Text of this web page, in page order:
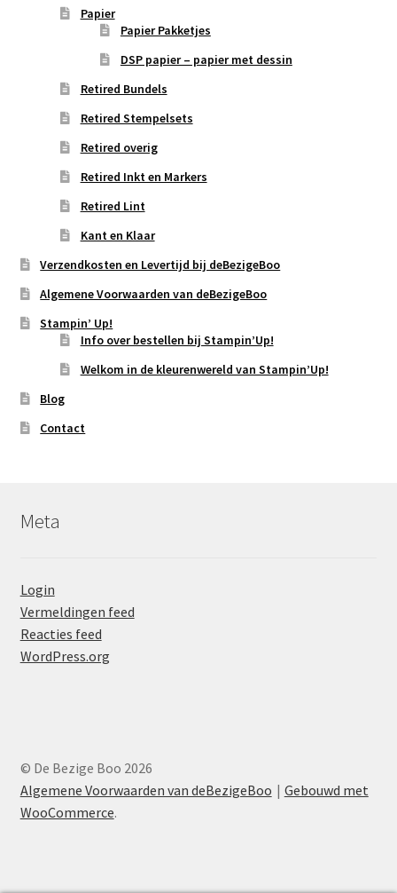
Papier
Papier Pakketjes
DSP papier – papier met dessin
Retired Bundels
Retired Stempelsets
Retired overig
Retired Inkt en Markers
Retired Lint
Kant en Klaar
Verzendkosten en Levertijd bij deBezigeBoo
Algemene Voorwaarden van deBezigeBoo
Stampin’ Up!
Info over bestellen bij Stampin’Up!
Welkom in de kleurenwereld van Stampin’Up!
Blog
Contact
Meta
Login
Vermeldingen feed
Reacties feed
WordPress.org
© De Bezige Boo 2026
Algemene Voorwaarden van deBezigeBoo
Gebouwd met
WooCommerce.